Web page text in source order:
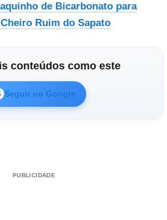
de Bicarbonato para
Ruim do Sapato
conteúdos como este
Seguir no Google
PUBLICIDADE